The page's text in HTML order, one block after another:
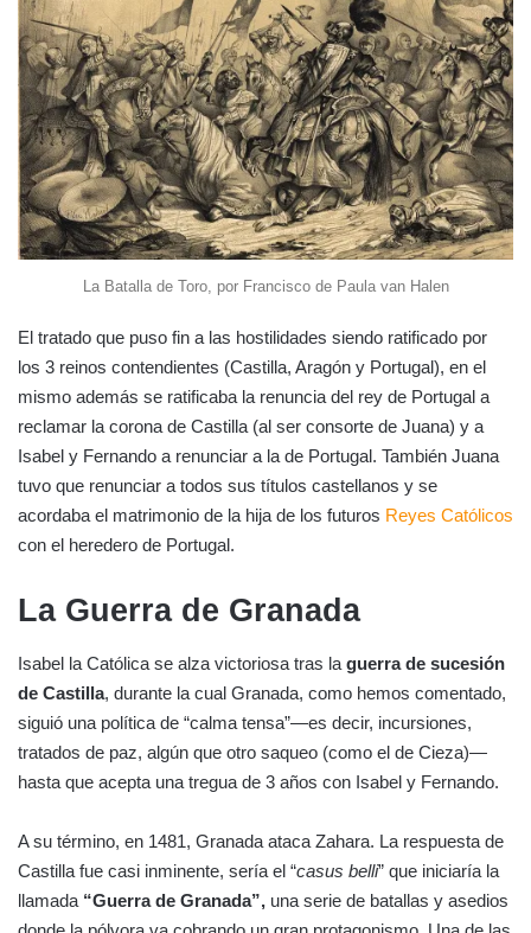
La Batalla de Toro, por Francisco de Paula van Halen
El tratado que puso fin a las hostilidades siendo ratificado por
los 3 reinos contendientes (Castilla, Aragón y Portugal), en el
mismo además se ratificaba la renuncia del rey de Portugal a
reclamar la corona de Castilla (al ser consorte de Juana) y a
Isabel y Fernando a renunciar a la de Portugal. También Juana
tuvo que renunciar a todos sus títulos castellanos y se
acordaba el matrimonio de la hija de los futuros Reyes Católicos
con el heredero de Portugal.
La Guerra de Granada
Isabel la Católica se alza victoriosa tras la guerra de sucesión
de Castilla, durante la cual Granada, como hemos comentado,
siguió una política de “calma tensa”—es decir, incursiones,
tratados de paz, algún que otro saqueo (como el de Cieza)—
hasta que acepta una tregua de 3 años con Isabel y Fernando.
A su término, en 1481, Granada ataca Zahara. La respuesta de
Castilla fue casi inminente, sería el “casus belli” que iniciaría la
llamada “Guerra de Granada”, una serie de batallas y asedios